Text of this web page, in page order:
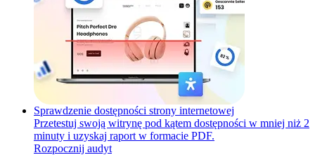
Sprawdzenie dostępności strony internetowej
Przetestuj swoją witrynę pod kątem dostępności w mniej niż 2
minuty i uzyskaj raport w formacie PDF.
Rozpocznij audyt